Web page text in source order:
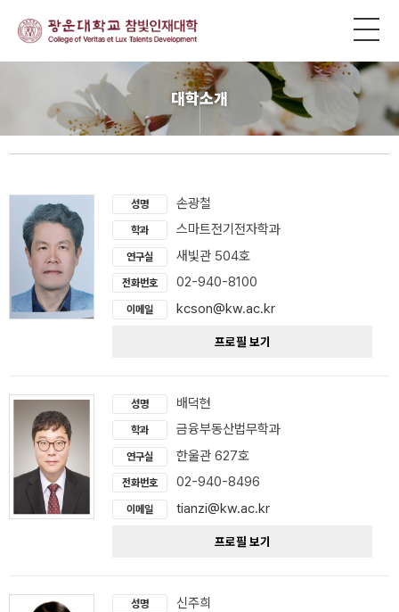
대학소개
성명 손광철
학과 스마트전기전자학과
연구실 새빛관 504호
전화번호 02-940-8100
이메일 kcson@kw.ac.kr
프로필 보기
성명 배덕현
학과 금융부동산법무학과
연구실 한울관 627호
전화번호 02-940-8496
이메일 tianzi@kw.ac.kr
프로필 보기
성명 신주희